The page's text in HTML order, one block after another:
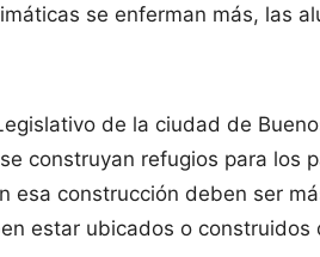
se enferman más, las
de la ciudad de
construyan refugios para los
esa construcción deben ser
estar ubicados o construidos